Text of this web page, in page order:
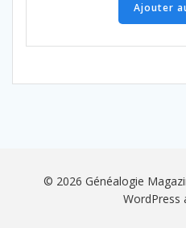
Ajouter
© 2026 Généalogie
WordPress